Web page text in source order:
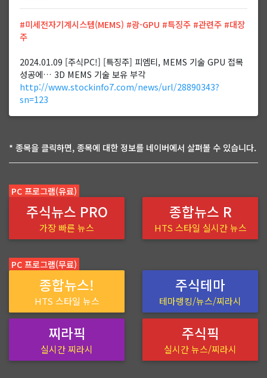
#미세전자기계시스템(MEMS) #광-GPU #특징주 #관련주 #대장
주
2024.01.09 [주식PC!] [특징주] 피엠티, MEMS 기술 GPU 접목
성공에… 3D MEMS 기술 보유 부각
http://www.stockinfo7.com/news/url/28890343?
sn=123
* 종목을 클릭하면, 종목에 대한 정보를 네이버에서 살펴볼 수 있습니다.
PC 프로그램(유료)
주식뉴스 PRO
가장 빠른 뉴스
종합뉴스 R
HTS 스타일 실시간 뉴스
PC 프로그램(무료)
종합뉴스!
HTS 스타일 뉴스
주식테마
테마랭킹/뉴스/찌라시
찌라픽
실시간 찌라시
주식픽
실시간 뉴스/찌라시